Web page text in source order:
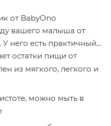
от BabyOno
вашего малыша от
него есть практичный
остатки пищи от
из мягкого, легкого и
можно мыть в